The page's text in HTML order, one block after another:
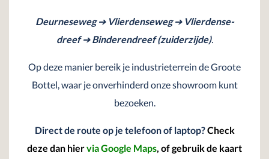
Deurneseweg ➔ Vlierdenseweg➔ Vlierdense-
dreef➔Binderendreef(zuiderzijde).
Op deze manier bereik je industrieterrein de Groote
Bottel, waar je onverhinderd onze showroom kunt
bezoeken.
Direct de route op je telefoon of laptop?Check
deze dan hiervia Google Maps, of gebruik de kaart